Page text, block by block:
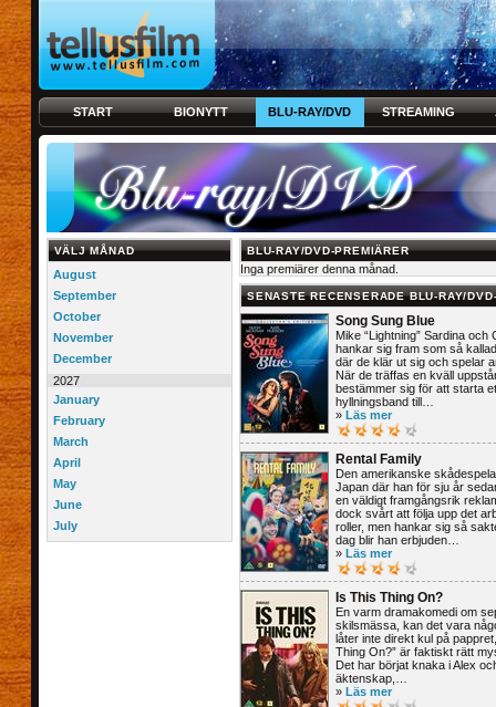
START BIONYTT BLU-RAY/DVD STREAMING
VÄLJ MÅNAD
August
September
October
November
December
2027
January
February
March
April
May
June
July
BLU-RAY/DVD-PREMIÄRER
Inga premiärer denna månad.
SENASTE RECENSERADE BLU-RAY/
Song Sung Blue
Mike “Lightning” Sardina och
hankar sig fram som så
där de klär ut sig och spelar
När de träffas en kväll
bestämmer sig för att starta
hyllningsband till…
» Läs mer
Rental Family
Den amerikanske
Japan där han för sju år
en väldigt framgångsrik
dock svårt att följa upp det
roller, men hankar sig så
dag blir han erbjuden…
» Läs mer
Is This Thing On?
En varm dramakomedi om
skilsmässa, kan det vara
låter inte direkt kul på
Thing On?” är faktiskt rätt
Det har börjat knaka i Alex
äktenskap,…
» Läs mer